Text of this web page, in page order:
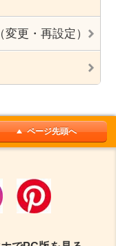
更・再設定）
ページ先頭へ